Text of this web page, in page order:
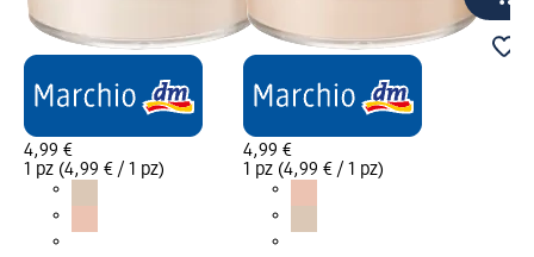
4,99 €
1 pz (4,99 € / 1 pz)
4,99 €
1 pz (4,99 € / 1 pz)